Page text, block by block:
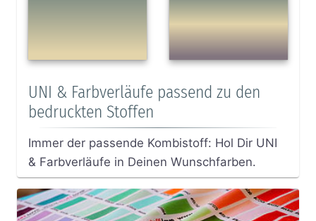
UNI & Farbverläufe passend zu den
bedruckten Stoffen
Immer der passende Kombistoff: Hol Dir UNI
& Farbverläufe in Deinen Wunschfarben.